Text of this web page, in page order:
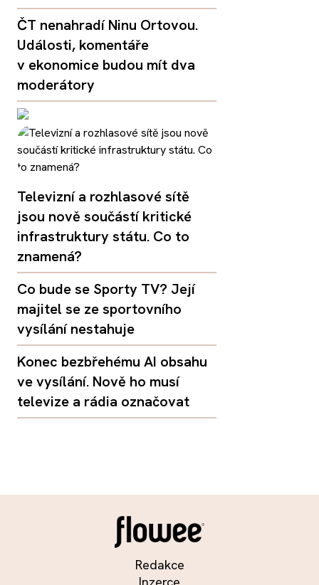
ČT nenahradí Ninu Ortovou.
Události, komentáře
v ekonomice budou mít dva
moderátory
Televizní a rozhlasové sítě
jsou nově součástí kritické
infrastruktury státu. Co to
znamená?
Co bude se Sporty TV? Její
majitel se ze sportovního
vysílání nestahuje
Konec bezbřehému AI obsahu
ve vysílání. Nově ho musí
televize a rádia označovat
Redakce
Inzerce